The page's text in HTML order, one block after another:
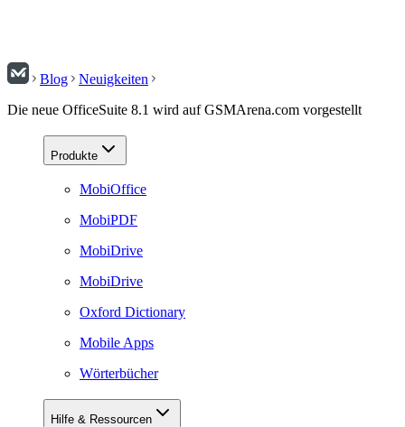
Blog
Neuigkeiten
Die neue OfficeSuite 8.1 wird auf GSMArena.com vorgestellt
Produkte
MobiOffice
MobiPDF
MobiDrive
MobiDrive
Oxford Dictionary
Mobile Apps
Wörterbücher
Hilfe & Ressourcen